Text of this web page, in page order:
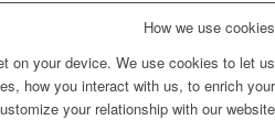
How we use cookies
on your device. We use cookies to let us
how you interact with us, to enrich your
your relationship with our website.